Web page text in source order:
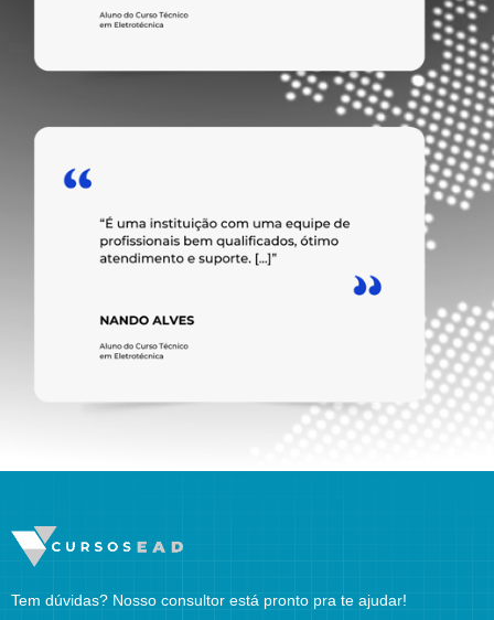
Tem dúvidas? Nosso consultor está pronto pra te ajudar!